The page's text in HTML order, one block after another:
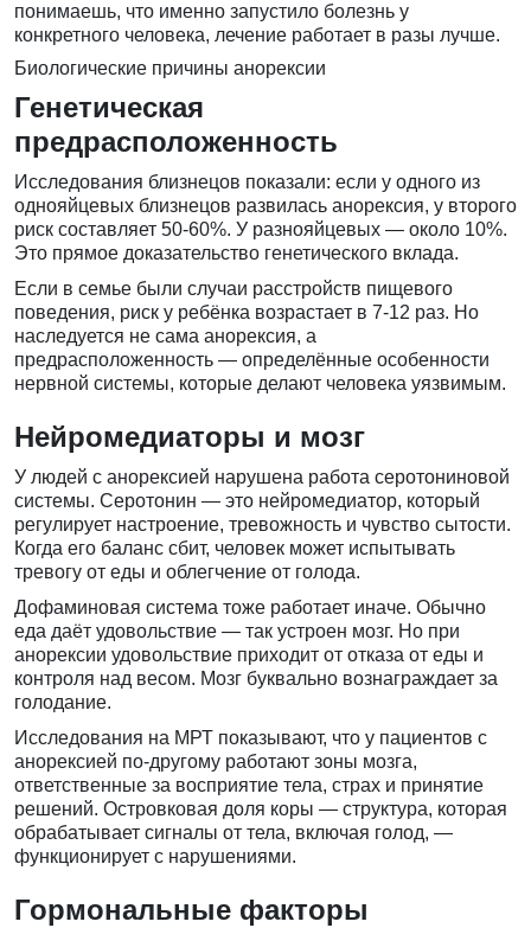
понимаешь, что именно запустило болезнь у
конкретного человека, лечение работает в разы лучше.
Биологические причины анорексии
Генетическая
предрасположенность
Исследования близнецов показали: если у одного из
однояйцевых близнецов развилась анорексия, у второго
риск составляет 50-60%. У разнояйцевых — около 10%.
Это прямое доказательство генетического вклада.
Если в семье были случаи расстройств пищевого
поведения, риск у ребёнка возрастает в 7-12 раз. Но
наследуется не сама анорексия, а
предрасположенность — определённые особенности
нервной системы, которые делают человека уязвимым.
Нейромедиаторы и мозг
У людей с анорексией нарушена работа серотониновой
системы. Серотонин — это нейромедиатор, который
регулирует настроение, тревожность и чувство сытости.
Когда его баланс сбит, человек может испытывать
тревогу от еды и облегчение от голода.
Дофаминовая система тоже работает иначе. Обычно
еда даёт удовольствие — так устроен мозг. Но при
анорексии удовольствие приходит от отказа от еды и
контроля над весом. Мозг буквально вознаграждает за
голодание.
Исследования на МРТ показывают, что у пациентов с
анорексией по-другому работают зоны мозга,
ответственные за восприятие тела, страх и принятие
решений. Островковая доля коры — структура, которая
обрабатывает сигналы от тела, включая голод, —
функционирует с нарушениями.
Гормональные факторы